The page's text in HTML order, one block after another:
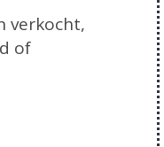
verkocht,
of